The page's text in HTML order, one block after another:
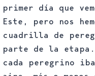
primer día que
Este, pero nos
cuadrilla de
parte de la
cada peregrino